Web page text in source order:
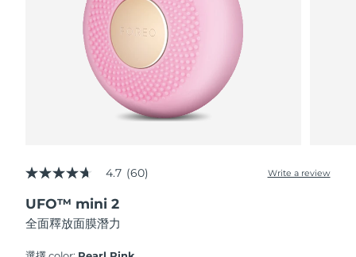
4.7
of
5
stars,
4.7 (60) Write a review
UFO™ mini 2
全面釋放面膜潛力
預計送達日期
預計送達日期
預計送達日期
沙烏地阿拉伯